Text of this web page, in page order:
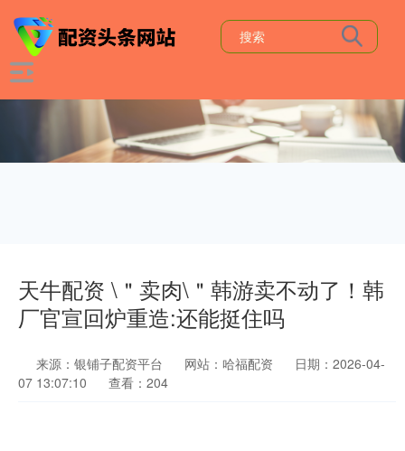
天牛配资 \＂卖肉\＂韩游卖不动了！韩
厂官宣回炉重造:还能挺住吗
来源：银铺子配资平台 网站：哈福配资
日期：2026-04-
07 13:07:10
查看：204